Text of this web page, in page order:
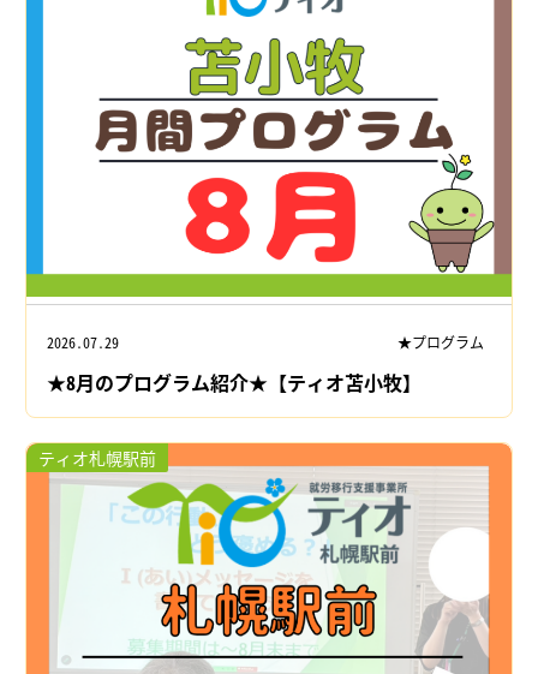
2026.07.29 ★プログラム
★8月のプログラム紹介★【ティオ苫小牧】
ティオ札幌駅前